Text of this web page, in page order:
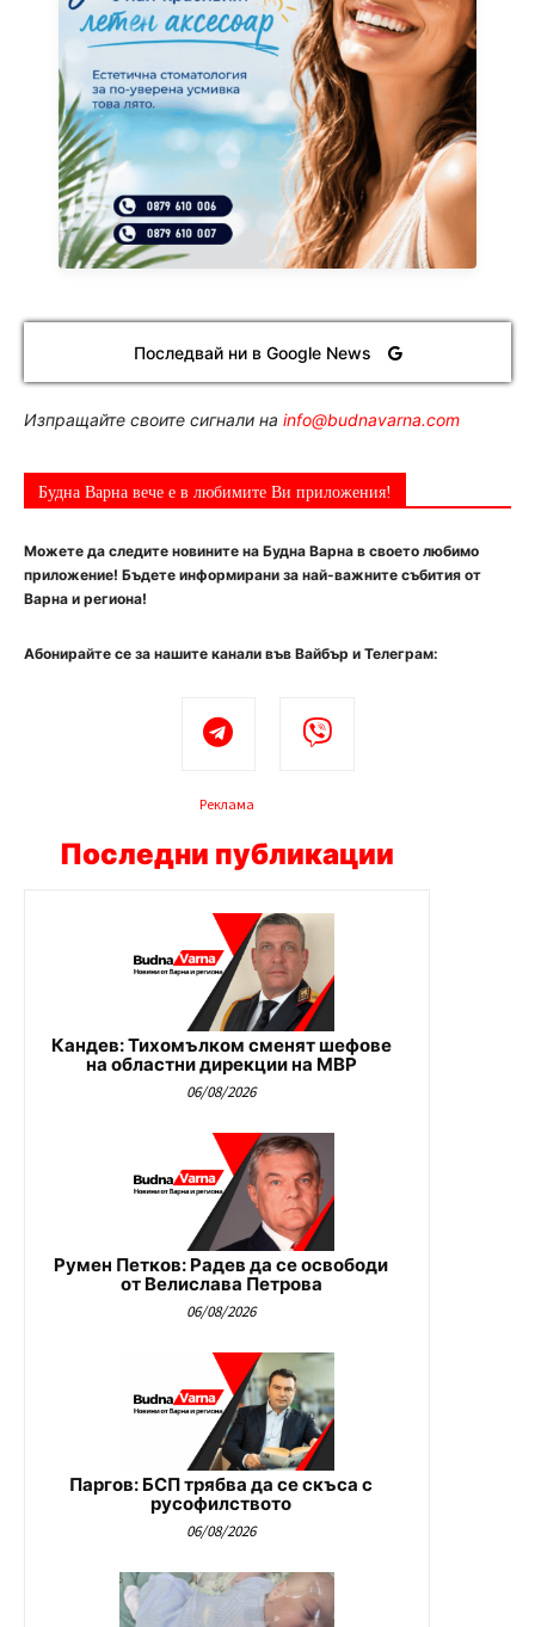
Последвай ни в Google News
Изпращайте своите сигнали на info@budnavarna.com
Будна Варна вече е в любимите Ви приложения!
Можете да следите новините на Будна Варна в своето любимо
приложение! Бъдете информирани за най-важните събития от
Варна и региона!
Абонирайте се за нашите канали във Вайбър и Телеграм:
Реклама
Последни публикации
Кандев: Тихомълком сменят шефове
на областни дирекции на МВР
06/08/2026
Румен Петков: Радев да се освободи
от Велислава Петрова
06/08/2026
Паргов: БСП трябва да се скъса с
русофилството
06/08/2026